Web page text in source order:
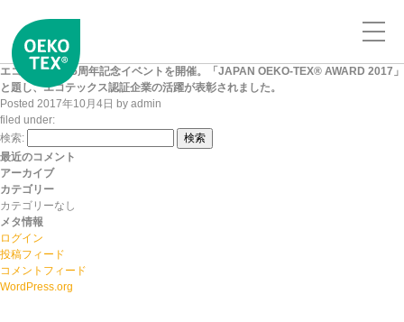
エコテックス25周年記念イベントを開催。「JAPAN OEKO-TEX® AWARD 2017」
と題し、エコテックス認証企業の活躍が表彰されました。
Posted 2017年10月4日 by admin
filed under:
検索:
検索
最近のコメント
アーカイブ
カテゴリー
カテゴリーなし
メタ情報
ログイン
投稿フィード
コメントフィード
WordPress.org